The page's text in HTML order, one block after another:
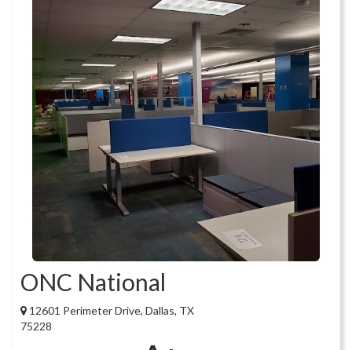
ONC National
12601 Perimeter Drive, Dallas, TX
75228